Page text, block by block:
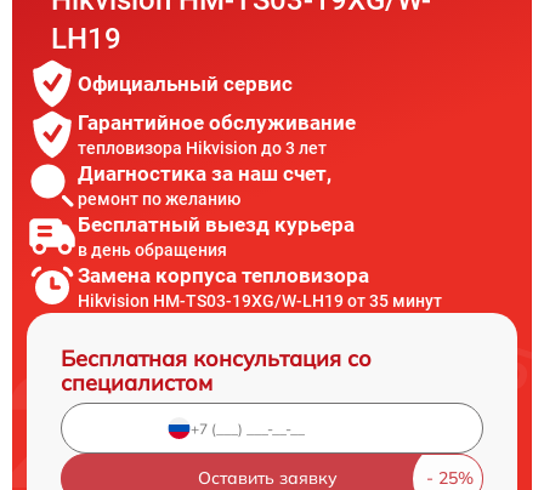
LH19
Официальный сервис
Гарантийное обслуживание
тепловизора Hikvision до 3 лет
Диагностика за наш счет,
ремонт по желанию
Бесплатный выезд курьера
в день обращения
Замена корпуса тепловизора
Hikvision HM-TS03-19XG/W-LH19 от 35 минут
Бесплатная консультация со
специалистом
Оставить заявку